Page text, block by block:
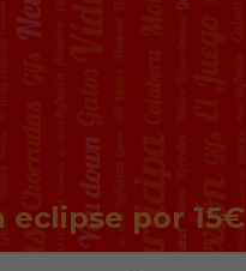
eclipse por 15€